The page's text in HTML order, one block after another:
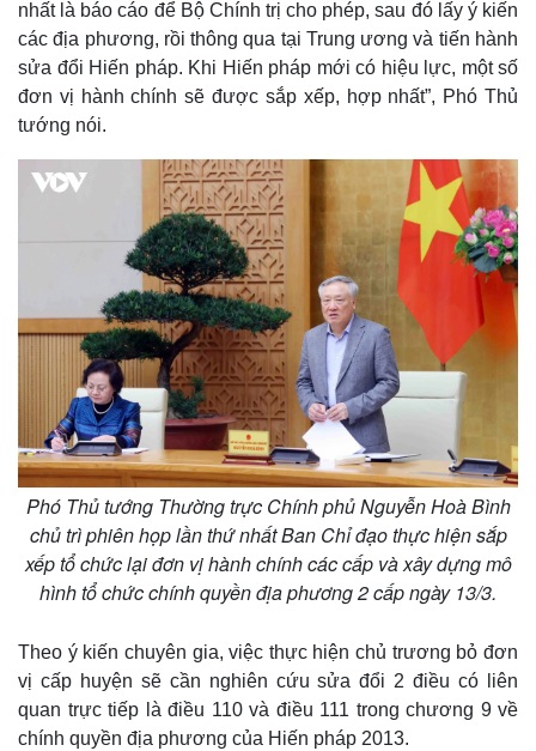
Cuộc sống đó đây
Hồ sơ
Ảnh
E-Magazine
Infographic
Bất động sản
Khởi nghiệp
Giá vàng
Tiêu dùng
Tỷ giá
Chứng khoán
nhất là báo cáo để Bộ Chính trị cho phép, sau đó lấy ý kiến
các địa phương, rồi thông qua tại Trung ương và tiến hành
sửa đổi Hiến pháp. Khi Hiến pháp mới có hiệu lực, một số
đơn vị hành chính sẽ được sắp xếp, hợp nhất”, Phó Thủ
tướng nói.
Phó Thủ tướng Thường trực Chính phủ Nguyễn Hoà Bình
chủ trì phiên họp lần thứ nhất Ban Chỉ đạo thực hiện sắp
xếp tổ chức lại đơn vị hành chính các cấp và xây dựng mô
hình tổ chức chính quyền địa phương 2 cấp ngày 13/3.
Theo ý kiến chuyên gia, việc thực hiện chủ trương bỏ đơn
vị cấp huyện sẽ cần nghiên cứu sửa đổi 2 điều có liên
quan trực tiếp là điều 110 và điều 111 trong chương 9 về
chính quyền địa phương của Hiến pháp 2013.